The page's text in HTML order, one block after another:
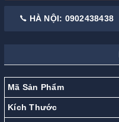
HÀ NỘI: 0902438438
Mã Sản Phẩm
Kích Thước